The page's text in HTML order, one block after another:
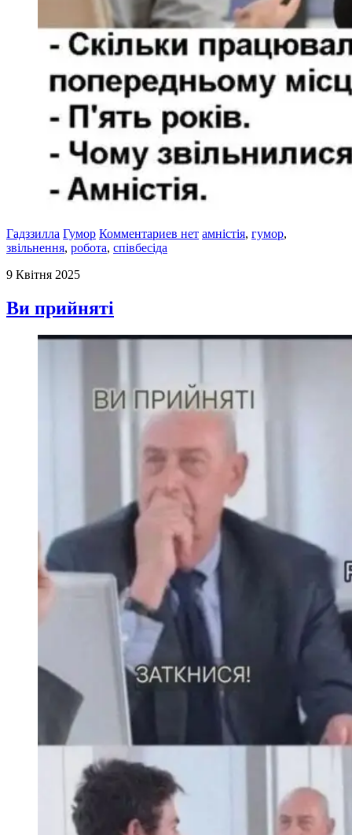
Гадззилла Гумор Комментариев нет амністія, гумор,
звільнення, робота, співбесіда
9 Квітня 2025
Ви прийняті